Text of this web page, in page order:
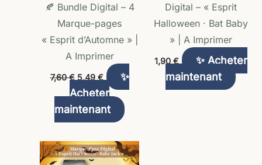
🍂 Bundle Digital – 4
Marque-pages
« Esprit d’Automne » |
A Imprimer
7,60€ 5,49 €
✨
Acheter
maintenant
Digital – « Esprit
Halloween · Bat Baby
» | A Imprimer
1,90 €
✨ Acheter
maintenant